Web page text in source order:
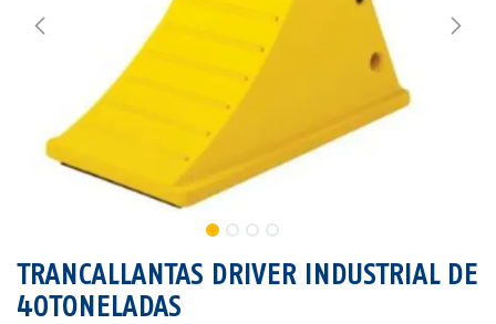
TRANCALLANTAS DRIVER INDUSTRIAL DE
40TONELADAS